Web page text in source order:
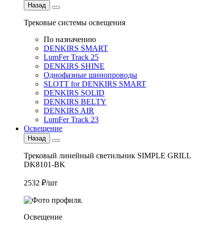
Назад
Трековые системы освещения
По назначению
DENKIRS SMART
LumFer Track 25
DENKIRS SHINE
Однофазные шинопроводы
SLOTT for DENKIRS SMART
DENKIRS SOLID
DENKIRS BELTY
DENKIRS AIR
LumFer Track 23
Освещение
Назад
Трековый линейный светильник SIMPLE GRILL
DK8101-BK
2532 ₽/шт
Освещение